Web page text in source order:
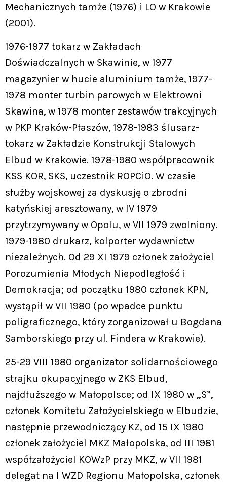
Mechanicznych tamże (1976) i LO w Krakowie
(2001).
1976-1977 tokarz w Zakładach
Doświadczalnych w Skawinie, w 1977
magazynier w hucie aluminium tamże, 1977-
1978 monter turbin parowych w Elektrowni
Skawina, w 1978 monter zestawów trakcyjnych
w PKP Kraków-Płaszów, 1978-1983 ślusarz-
tokarz w Zakładzie Konstrukcji Stalowych
Elbud w Krakowie. 1978-1980 współpracownik
KSS KOR, SKS, uczestnik ROPCiO. W czasie
służby wojskowej za dyskusję o zbrodni
katyńskiej aresztowany, w IV 1979
przytrzymywany w Opolu, w VII 1979 zwolniony.
1979-1980 drukarz, kolporter wydawnictw
niezależnych. Od 29 XI 1979 członek założyciel
Porozumienia Młodych Niepodległość i
Demokracja; od początku 1980 członek KPN,
wystąpił w VII 1980 (po wpadce punktu
poligraficznego, który zorganizował u Bogdana
Samborskiego przy ul. Findera w Krakowie).
25-29 VIII 1980 organizator solidarnościowego
strajku okupacyjnego w ZKS Elbud,
najdłuższego w Małopolsce; od IX 1980 w „S”,
członek Komitetu Założycielskiego w Elbudzie,
następnie przewodniczący KZ, od 15 IX 1980
członek założyciel MKZ Małopolska, od III 1981
współzałożyciel KOWzP przy MKZ, w VII 1981
delegat na I WZD Regionu Małopolska, członek